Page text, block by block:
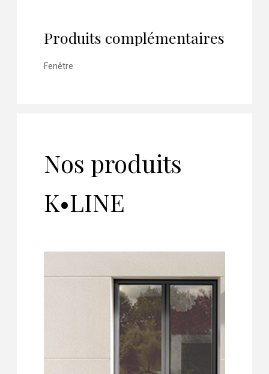
Produits complémentaires
Fenêtre
Nos produits
K•LINE